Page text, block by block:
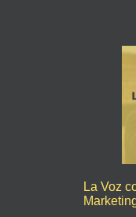
La Voz